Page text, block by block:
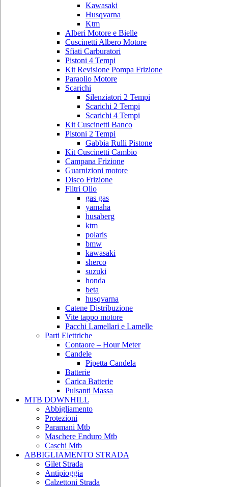
Kawasaki
Husqvarna
Ktm
Alberi Motore e Bielle
Cuscinetti Albero Motore
Sfiati Carburatori
Pistoni 4 Tempi
Kit Revisione Pompa Frizione
Paraolio Motore
Scarichi
Silenziatori 2 Tempi
Scarichi 2 Tempi
Scarichi 4 Tempi
Kit Cuscinetti Banco
Pistoni 2 Tempi
Gabbia Rulli Pistone
Kit Cuscinetti Cambio
Campana Frizione
Guarnizioni motore
Disco Frizione
Filtri Olio
gas gas
yamaha
husaberg
ktm
polaris
bmw
kawasaki
sherco
suzuki
honda
beta
husqvarna
Catene Distribuzione
Vite tappo motore
Pacchi Lamellari e Lamelle
Parti Elettriche
Contaore – Hour Meter
Candele
Pipetta Candela
Batterie
Carica Batterie
Pulsanti Massa
MTB DOWNHILL
Abbigliamento
Protezioni
Paramani Mtb
Maschere Enduro Mtb
Caschi Mtb
ABBIGLIAMENTO STRADA
Gilet Strada
Antipioggia
Calzettoni Strada